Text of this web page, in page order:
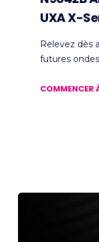
UXA X-
Relevez dès
futures
COMMENCER